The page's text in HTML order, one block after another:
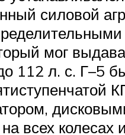
силовой
мог
112 л. с. Г–5
всех колесах и